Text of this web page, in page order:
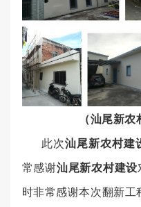
（汕尾新
此次汕尾新农村建
常感谢汕尾新农村建设
时非常感谢本次翻新工